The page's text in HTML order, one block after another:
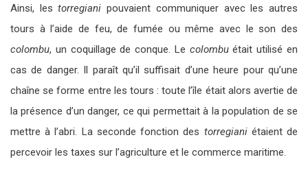
Ainsi, lestorregiani pouvaient communiquer avec les autres
tours à l’aide de feu, de fumée ou même avec le son des
colombu, un coquillage de conque. Le colombuétait utilisé en
cas de danger. Il paraît qu’il suffisait d’une heure pour qu’une
chaîne se forme entre les tours : toute l’île était alors avertie de
la présence d’un danger, ce qui permettait à la population de se
mettre à l’abri. La seconde fonction des torregianiétaient de
percevoir les taxes sur l’agriculture et le commerce maritime.